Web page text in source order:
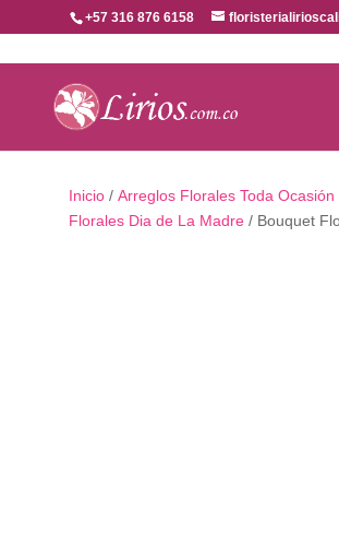
+57 316 876 6158
Inicio/ Arreglos Florales Toda Ocasión
Florales Dia de La Madre/ Bouquet